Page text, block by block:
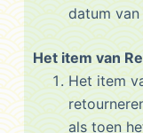
datum
Het item van
Het item
als toen